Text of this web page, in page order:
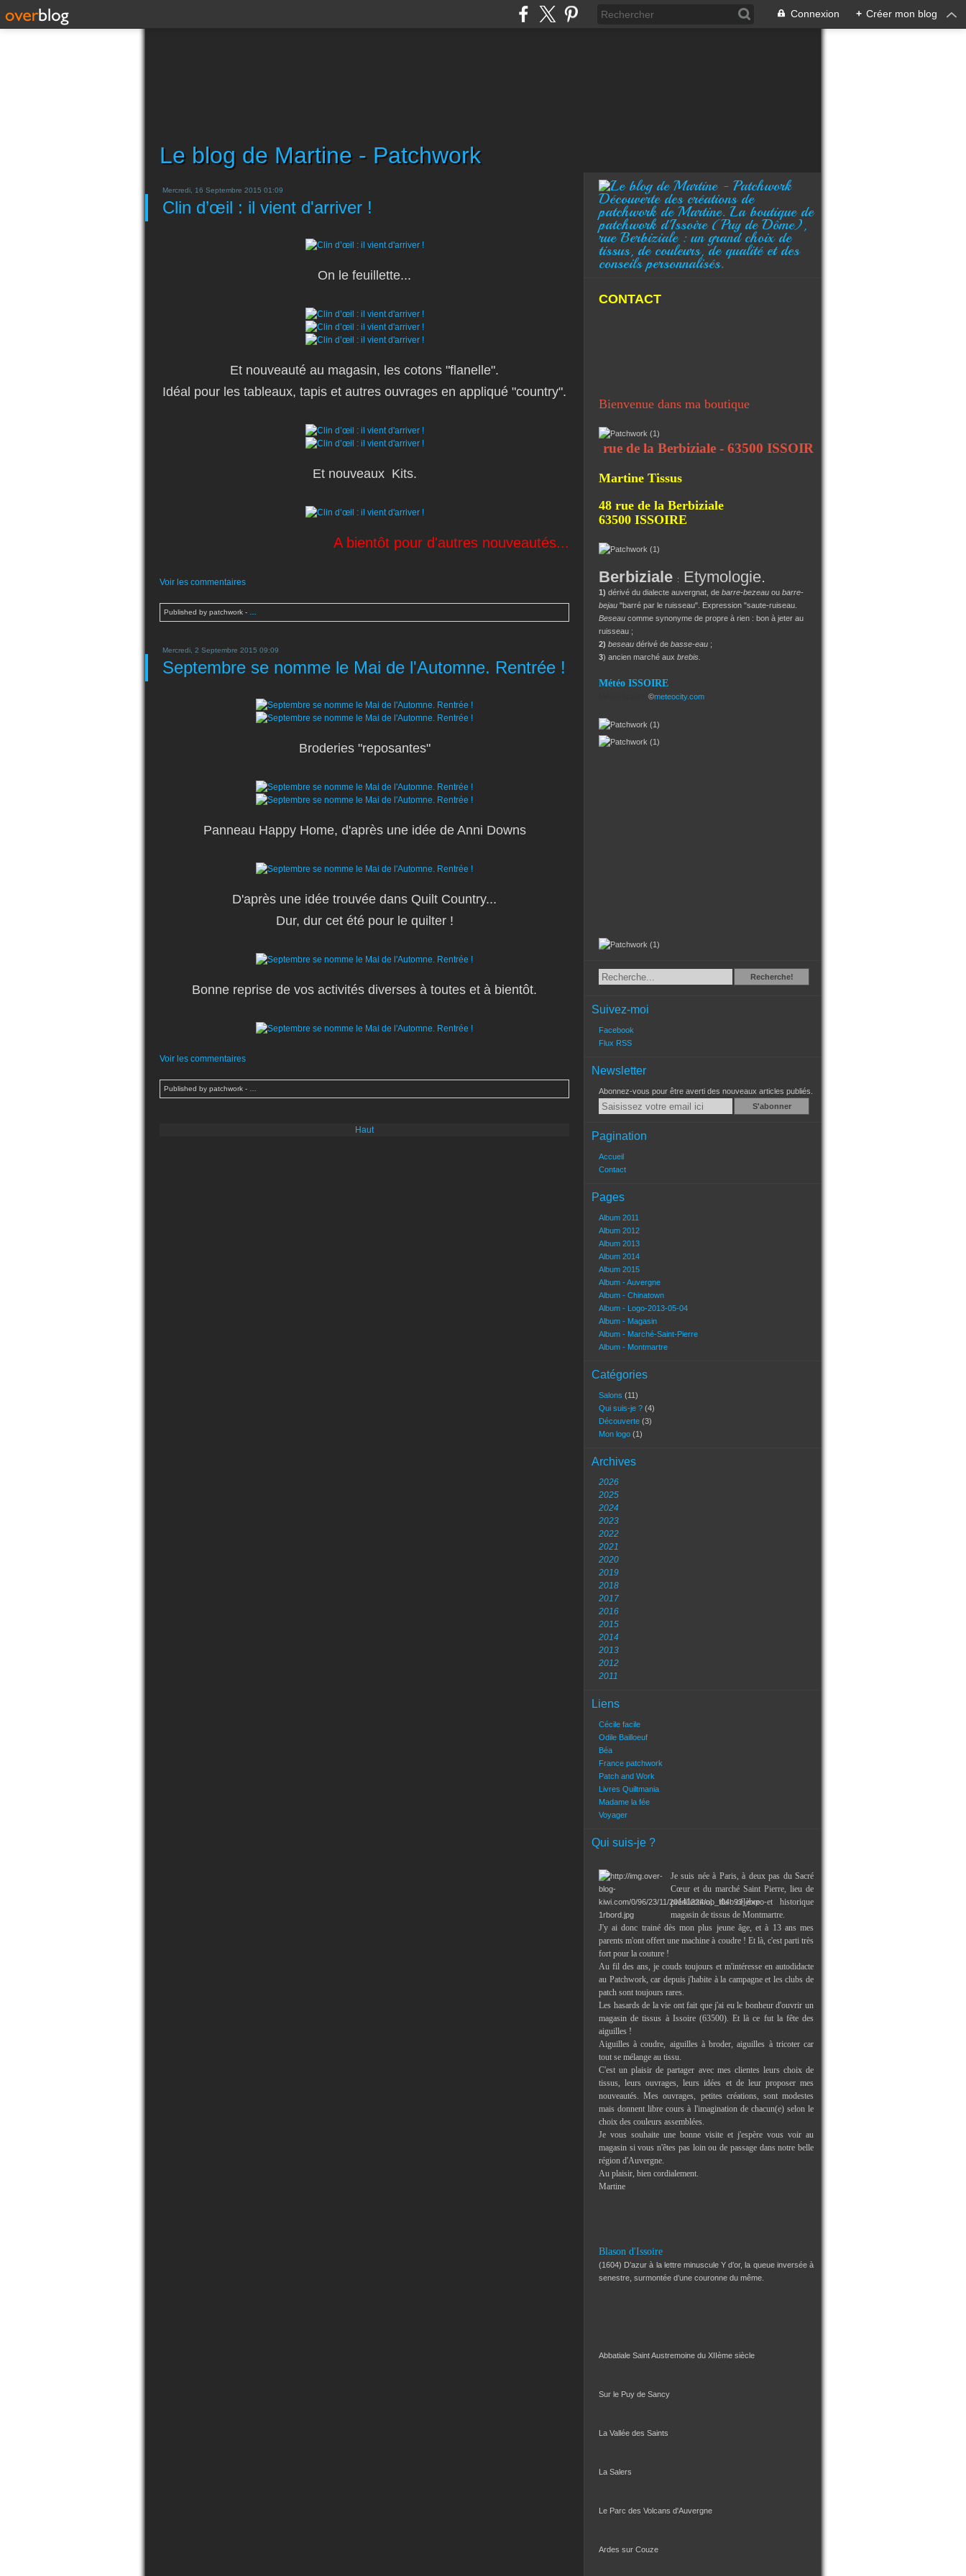
Connexion + Créer mon blog
Le blog de Martine - Patchwork
Mercredi, 16 Septembre 2015 01:09
Clin d’œil : il vient d'arriver !
On le feuillette...
Et nouveauté au magasin, les cotons "flanelle".
Idéal pour les tableaux, tapis et autres ouvrages en appliqué "country".
Et nouveaux Kits.
A bientôt pour d'autres nouveautés...
Voir les commentaires
Published by patchwork -
Mercredi, 2 Septembre 2015 09:09
Septembre se nomme le Mai de l'Automne. Rentrée !
Broderies "reposantes"
Panneau Happy Home, d'après une idée de Anni Downs
D'après une idée trouvée dans Quilt Country...
Dur, dur cet été pour le quilter !
Bonne reprise de vos activités diverses à toutes et à bientôt.
Voir les commentaires
Published by patchwork -
Haut
Découverte des créations de
patchwork de Martine. La boutique de
patchwork d'Issoire (Puy de Dôme),
rue Berbiziale : un grand choix de
tissus, de couleurs, de qualité et des
conseils personnalisés.
CONTACT
Bienvenue dans ma boutique
48 rue de la Berbiziale - 63500 ISSOIRE
Martine Tissus
48 rue de la Berbiziale
63500 ISSOIRE
Berbiziale : Etymologie.
1) dérivé du dialecte auvergnat, de barre-bezeau ou barre-
bejau "barré par le ruisseau". Expression "saute-ruiseau.
Beseau comme synonyme de propre à rien : bon à jeter au
ruisseau ;
2) beseau dérivé de basse-eau ;
3) ancien marché aux brebis.
Météo ISSOIRE
©meteocity.com
RechercheRecherche!
Suivez-moi
Facebook
Flux RSS
Newsletter
Abonnez-vous pour être averti des nouveaux articles publiés.
Email
Pagination
Accueil
Contact
Pages
Album 2011
Album 2012
Album 2013
Album 2014
Album 2015
Album - Auvergne
Album - Chinatown
Album - Logo-2013-05-04
Album - Magasin
Album - Marché-Saint-Pierre
Album - Montmartre
Catégories
Salons (11)
Qui suis-je ? (4)
Découverte (3)
Mon logo (1)
Archives
2026
2025
2024
2023
2022
2021
2020
2019
2018
2017
2016
2015
2014
2013
2012
2011
Liens
Cécile facile
Odile Bailloeuf
Béa
France patchwork
Patch and Work
Livres Quiltmania
Madame la fée
Voyager
Qui suis-je ?
Je suis née à Paris, à deux pas du Sacré
Cœur et du marché Saint Pierre, lieu de
prédilection, du célèbre et historique
magasin de tissus de Montmartre.
J'y ai donc trainé dès mon plus jeune âge, et à 13 ans mes
parents m'ont offert une machine à coudre ! Et là, c'est parti très
fort pour la couture !
Au fil des ans, je couds toujours et m'intéresse en autodidacte
au Patchwork, car depuis j'habite à la campagne et les clubs de
patch sont toujours rares.
Les hasards de la vie ont fait que j'ai eu le bonheur d'ouvrir un
magasin de tissus à Issoire (63500). Et là ce fut la fête des
aiguilles !
Aiguilles à coudre, aiguilles à broder, aiguilles à tricoter car
tout se mélange au tissu.
C'est un plaisir de partager avec mes clientes leurs choix de
tissus, leurs ouvrages, leurs idées et de leur proposer mes
nouveautés. Mes ouvrages, petites créations, sont modestes
mais donnent libre cours à l'imagination de chacun(e) selon le
choix des couleurs assemblées.
Je vous souhaite une bonne visite et j'espère vous voir au
magasin si vous n'êtes pas loin ou de passage dans notre belle
région d'Auvergne.
Au plaisir, bien cordialement.
Martine
Blason d'Issoire
(1604) D’azur à la lettre minuscule Y d’or, la queue inversée à
senestre, surmontée d’une couronne du même.
Abbatiale Saint Austremoine du XIIème siècle
Sur le Puy de Sancy
La Vallée des Saints
La Salers
Le Parc des Volcans d'Auvergne
Ardes sur Couze